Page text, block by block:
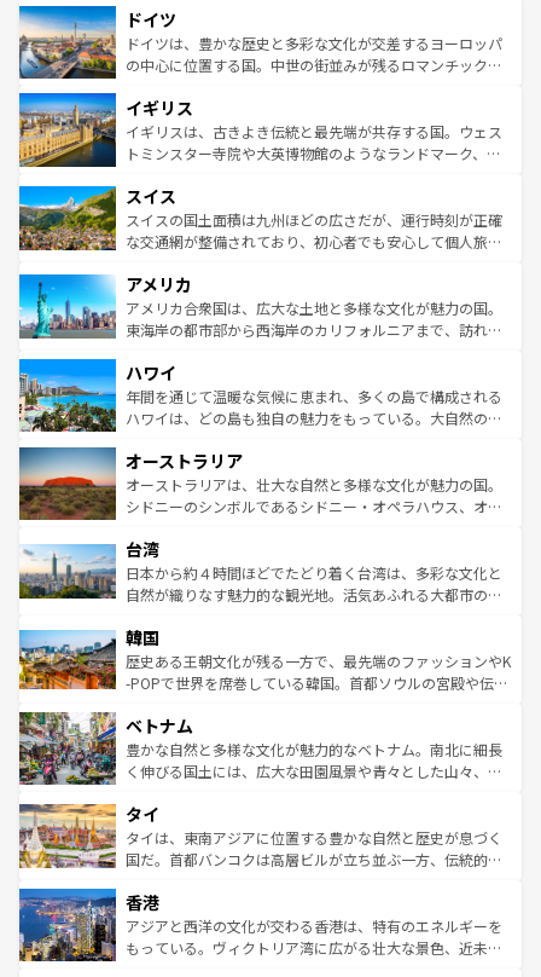
せる。地方によって風土や気候が異なるスペインはその個
性で訪れる人を魅了する。 なお、新着のスペイン情報は コ
ンテンツ一覧を参照してほしい。
で、幅広い魅力が詰まっている。華麗な宮殿、歴史的な大
聖堂、美しいビーチ、そして豊かな自然が、訪れる者を心
から魅了する。また、フランスは美食の国としても知ら
いる。シャンパンの発祥地であるランス、プロヴァンスの
香り高いラベンダー畑など、多彩な楽しみ方が可能だ。さ
らに、パリ以外の地域にも魅力が溢れており、どの街角に
れる地方に足を運ぶとそれぞれで全く異なる文化を体験で
きるだろう。 なお、新着のフランス情報はコンテンツ一覧
を参照してほしい。
ドイツ
ドイツは、豊かな歴史と多彩な文化が交差するヨーロッパ
の中心に位置する国。中世の街並みが残るロマンチック街
顔を持つこの国は、どこを歩いても飽きることがない。ベ
ルリンの文化的活気、バイエルン州のアルプスの絶景、そ
してライン川沿いのワイン畑といった風景は必見。ビール
は、お酒好きな人にはぜひ体験してほしい。 なお、新着の
ドイツ情報はコンテンツ一覧を参照してほしい。
イギリス
イギリスは、古きよき伝統と最先端が共存する国。ウェス
トミンスター寺院や大英博物館のようなランドマーク、歴
リアごとに異なる魅力がある。また、優雅なアフタヌーン
ティー、ビール好きにはたまらない英国パブ、サッカー観
戦など、本場だからこそできる体験も豊富。イギリスを旅
ンツ一覧を参照してほしい。
スイス
スイスの国土面積は九州ほどの広さだが、運行時刻が正確
な交通網が整備されており、初心者でも安心して個人旅行
の建物がそのまま残る町や、スイスならではのユニークな
博物館もあり、アルプス観光だけでなく町歩きも満喫する
ことができる。国民の所得が高いため物価も高いが、旅行
ば市内交通費無料で観光を楽しむこともできる。 なお、新
着のスイス情報はコンテンツ一覧 を参照してほしい。
アメリカ
アメリカ合衆国は、広大な土地と多様な文化が魅力の国。
東海岸の都市部から西海岸のカリフォルニアまで、訪れる
のような巨大都市は、観光、ショッピング、エンターテイ
ンメントが詰まった刺激的なスポットだ。一方、アメリカ
西部には大自然が広がり、グランドキャニオンやイエロー
部のニューオーリンズでは、音楽と美食が融合した独特の
文化が魅力。旅行者はアメリカの各地域で異なる魅力を楽
しみながら、その多様性と豊かな歴史を感じることができ
ならではの贅沢な旅のスタイルだ。 なお、新着のアメリカ
情報はコンテンツ一覧を参照してほしい。
ハワイ
年間を通じて温暖な気候に恵まれ、多くの島で構成される
ハワイは、どの島も独自の魅力をもっている。大自然の神
ワイ島は見逃せない。また、定番の観光地といえばオアフ
島だが、静かな自然を求めるならマウイ島やカウアイ島が
おすすめ。エメラルドグリーンに輝く海をはじめ、豊かな
れるおもてなしの心で訪れる人々を迎えてくれるハワイの
人々、おいしいローカルフードやハワイアンミュージッ
ク、伝統的なフラダンスなど、すべてがハワイの魅力を彩
ワイを、存分に味わってほしい。 なお、新着のハワイ情報
はコンテンツ一覧を参照してほしい。
オーストラリア
オーストラリアは、壮大な自然と多様な文化が魅力の国。
シドニーのシンボルであるシドニー・オペラハウス、オー
リアリーフや大陸中央部にそびえるウルル（エアーズロッ
ク）、タスマニアの美しい原生林やケアンズの熱帯雨林な
ど、見どころがたくさん。また、カフェやワイン、オージ
いる。アクティビティも充実しており、サーフィンやダイ
ビング、ハイキングなど、アウトドア好きにはたまらな
い。オーストラリアの多彩な魅力を存分に味わいつくそ
参照してほしい。
台湾
日本から約４時間ほどでたどり着く台湾は、多彩な文化と
自然が織りなす魅力的な観光地。活気あふれる大都市の台
ン）、静ひつな山岳地帯である台湾東部など、都市の喧騒
と山間の静けさが共存しており、訪れる人に新しい発見と
驚きをもたらしてくれる。また、奥深い台湾の食文化も魅
容にもいいと評判のスイーツなど、バラエティ豊かな料理
が味わえる。 なお、新着の台湾情報は コンテンツ一覧を参
照してほしい。
韓国
歴史ある王朝文化が残る一方で、最先端のファッションやK
-POPで世界を席巻している韓国。首都ソウルの宮殿や伝統
き、地方に足を延ばせば四季折々の自然美を楽しむことが
できる。そして、キムチや焼肉、絶品のストリートフード
まで、さまざまな韓国料理が待っている。夜には、韓国な
リティに包まれながら、韓国の多彩な魅力を心ゆくまで味
わってみてほしい。 なお、新着の韓国情報はコンテンツ一
覧を参照してほしい。
ベトナム
豊かな自然と多様な文化が魅力的なベトナム。南北に細長
く伸びる国土には、広大な田園風景や青々とした山々、世
急速な発展と共に伝統が息づく。ハノイの古い町並みやホ
ーチミン市のフランス統治時代の建物も、独特の雰囲気を
醸し出している。また、バラエティの豊かさとおいしさで
とつ。フォーやバインミー、ベトナムコーヒーなどは、ぜ
ひ現地で味わいたい。どの地域を訪れてもあたたかい人々
が旅行者を迎えてくれるので、きっと忘れられない旅にな
タイ
タイは、東南アジアに位置する豊かな自然と歴史が息づく
国だ。首都バンコクは高層ビルが立ち並ぶ一方、伝統的な
の活気が交差している。北部ではチェンマイなどの山岳地
帯で自然と触れ合い、南部ではプーケットやクラビの美し
いビーチでリゾート気分を楽しむことができる。タイ料理
香港
アジアと西洋の文化が交わる香港は、特有のエネルギーを
もっている。ヴィクトリア湾に広がる壮大な景色、近未来